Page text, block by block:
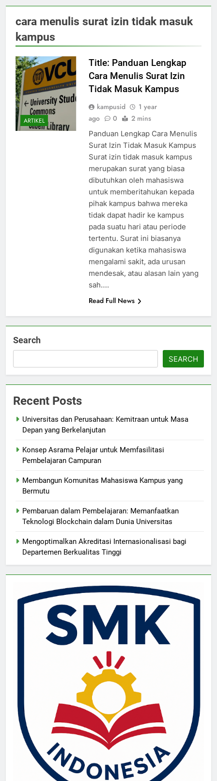
cara menulis surat izin tidak masuk
kampus
ARTIKEL
Title: Panduan Lengkap
Cara Menulis Surat Izin
Tidak Masuk Kampus
kampusid
1 year
ago
0 2 mins
Panduan Lengkap Cara Menulis
Surat Izin Tidak Masuk Kampus
Surat izin tidak masuk kampus
merupakan surat yang biasa
dibutuhkan oleh mahasiswa
untuk memberitahukan kepada
pihak kampus bahwa mereka
tidak dapat hadir ke kampus
pada suatu hari atau periode
tertentu. Surat ini biasanya
digunakan ketika mahasiswa
mengalami sakit, ada urusan
mendesak, atau alasan lain yang
sah….
Read Full News
Search
SEARCH
Recent Posts
Universitas dan Perusahaan: Kemitraan untuk Masa
Depan yang Berkelanjutan
Konsep Asrama Pelajar untuk Memfasilitasi
Pembelajaran Campuran
Membangun Komunitas Mahasiswa Kampus yang
Bermutu
Pembaruan dalam Pembelajaran: Memanfaatkan
Teknologi Blockchain dalam Dunia Universitas
Mengoptimalkan Akreditasi Internasionalisasi bagi
Departemen Berkualitas Tinggi